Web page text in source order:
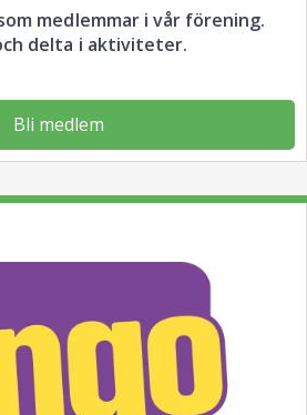
medlemmar i vår förening.
delta i aktiviteter.
Bli medlem